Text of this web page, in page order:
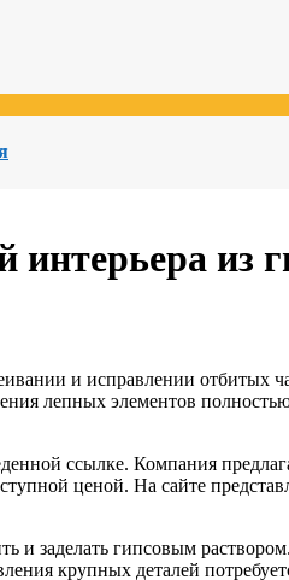
интерьера из
и исправлении отбитых
лепных элементов
ссылке. Компания
ценой. На сайте
заделать гипсовым
крупных деталей